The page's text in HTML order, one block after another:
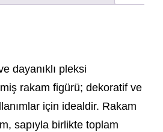
dayanıklı pleksi
rakam figürü; dekoratif ve
için idealdir. Rakam
sapıyla birlikte toplam